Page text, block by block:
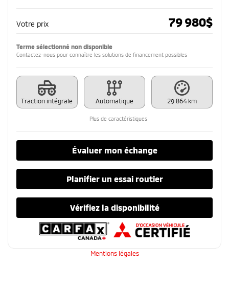
Votre prix 79 980$
Terme sélectionné non disponible
Contactez-nous pour connaître les solutions de financement possibles
Traction intégrale Automatique 29 864 km
Plus de caractéristiques
Évaluer mon échange
Planifier un essai routier
Vérifiez la disponibilité
Mentions légales